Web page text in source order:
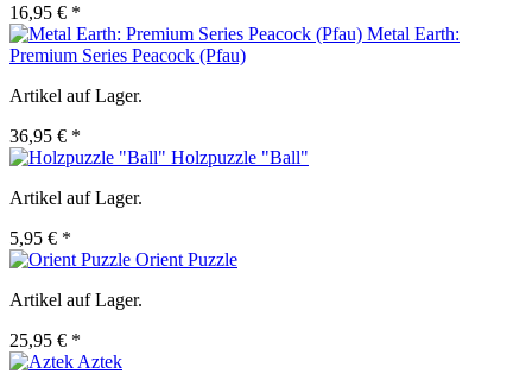
16,95 € *
Metal Earth:
Premium Series Peacock (Pfau)
Artikel auf Lager.
36,95 € *
Holzpuzzle "Ball"
Artikel auf Lager.
5,95 € *
Orient Puzzle
Artikel auf Lager.
25,95 € *
Aztek